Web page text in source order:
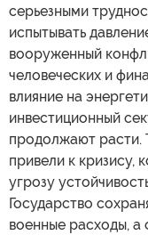
серьезными
испытывать
вооруженный
человеческих и
влияние на
инвестиционный
продолжают расти.
привели к кризису,
угрозу
Государство
военные расходы,